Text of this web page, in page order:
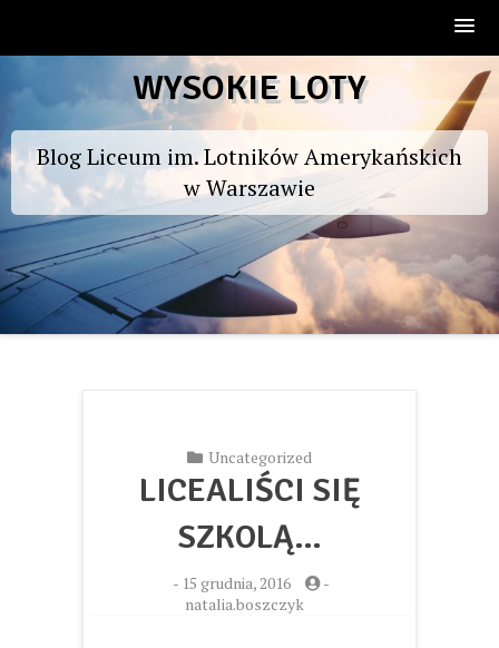
to
WYSOKIE LOTY
Blog Liceum im. Lotników Amerykańskich
w Warszawie
Uncategorized
LICEALIŚCI SIĘ
SZKOLĄ…
- 15 grudnia, 2016
-
natalia.boszczyk